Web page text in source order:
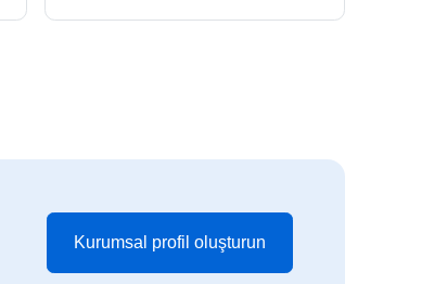
Kurumsal profil oluşturun